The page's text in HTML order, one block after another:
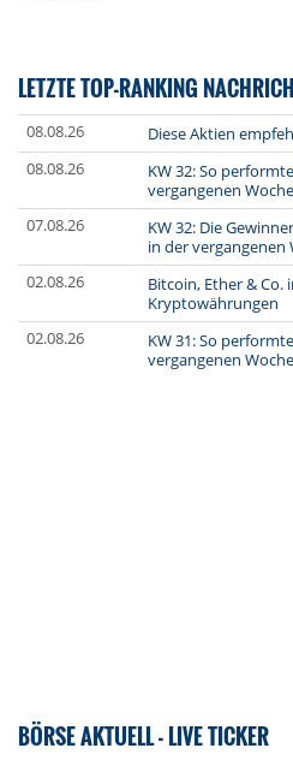
LETZTE TOP-RANKING
08.08.26
Diese Aktien
08.08.26
KW 32: So
vergangenen Woche
07.08.26
KW 32: Die
in der vergangenen
02.08.26
Bitcoin, Ether & Co.
Kryptowährungen
02.08.26
KW 31: So
vergangenen Woche
BÖRSE AKTUELL - LIVE TICKER